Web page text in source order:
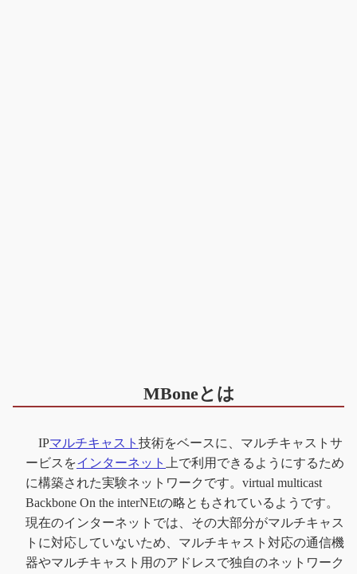
MBoneとは
IPマルチキャスト 技術をベースに、マルチキャストサ
ービスをインターネット
上で利用できるようにするため
に構築された実験ネットワークです。virtual multicast
Backbone On the interNEtの略ともされているようです。
現在のインターネットでは、その大部分がマルチキャス
トに対応していないため、マルチキャスト対応の通信機
器やマルチキャスト用のアドレスで独自のネットワーク